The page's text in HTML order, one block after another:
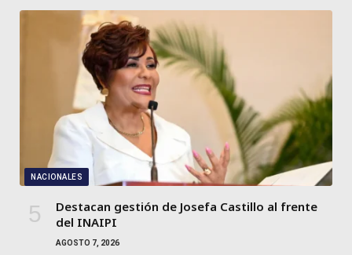
NACIONALES
Destacan gestión de Josefa Castillo al frente
del INAIPI
AGOSTO 7, 2026